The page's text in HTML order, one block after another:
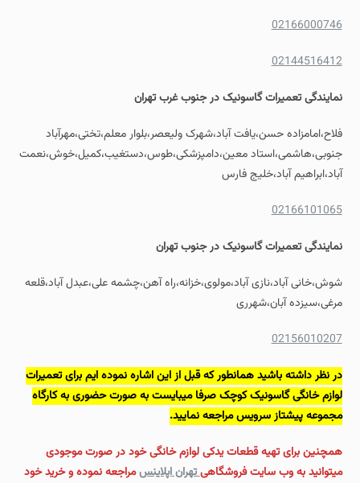
02166000746
02144516412
نمایندگیتعمیرات گاسونیکدر جنوب غرب تهران
فلاح،امامزاده حسن،یافت آباد،شهرک ولیعصر،بلوار معلم،تختی،مهرآباد
جنوبی،هاشمی،استاد معین،دامپزشکی،طوس،دستغیب،کمیل،خوش،نعمت
آباد،ابراهیم آباد،خلیج فارس
02166101065
نمایندگیتعمیرات گاسونیکدر جنوب تهران
شوش،خانی آباد،نازی آباد،مولوی،خزانه،راه آهن،چشمه علی،عبدل آباد،قلعه
مرغی،سیزده آبان،شهرری
02156010207
در نظر داشته باشید همانطور که قبل از این اشاره نموده ایم برای تعمیرات
لوازم خانگی گاسونیک کوچک صرفا میبایست به صورت حضوری به کارگاه
مجموعه پیشتاز سرویس مراجعه نمایید.
همچنین برای تهیه قطعات یدکی لوازم خانگی خود در صورت موجودی
میتوانید به وب سایت فروشگاهیتهران اپلاینسمراجعه نموده و خرید خود